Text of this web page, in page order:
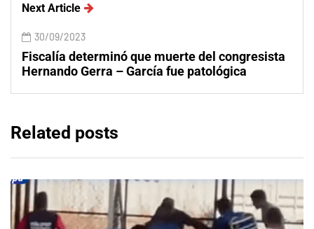
Next Article
30/09/2023
Fiscalía determinó que muerte del congresista
Hernando Gerra – García fue patológica
Related posts